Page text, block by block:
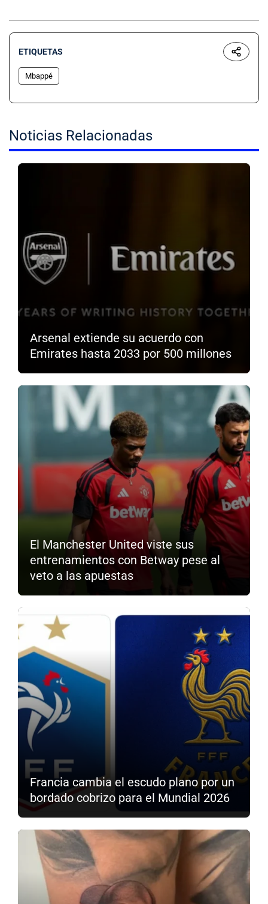
ETIQUETAS
Mbappé
Noticias Relacionadas
Arsenal extiende su acuerdo con
Emirates hasta 2033 por 500 millones
El Manchester United viste sus
entrenamientos con Betway pese al
veto a las apuestas
Francia cambia el escudo plano por un
bordado cobrizo para el Mundial 2026